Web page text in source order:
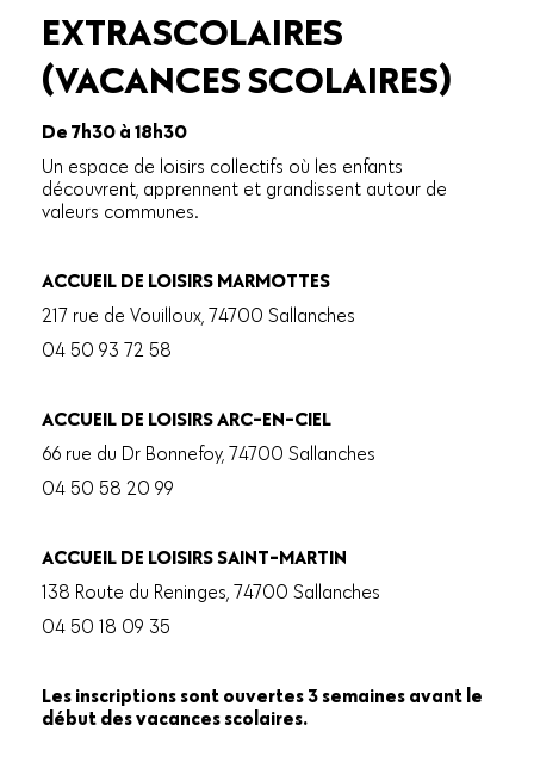
EXTRASCOLAIRES
(VACANCES SCOLAIRES)
De 7h30 à 18h30
Un espace de loisirs collectifs où les enfants
découvrent, apprennent et grandissent autour de
valeurs communes.
ACCUEIL DE LOISIRS MARMOTTES
217 rue de Vouilloux, 74700 Sallanches
04 50 93 72 58
ACCUEIL DE LOISIRS ARC-EN-CIEL
66 rue du Dr Bonnefoy, 74700 Sallanches
04 50 58 20 99
ACCUEIL DE LOISIRS SAINT-MARTIN
138 Route du Reninges, 74700 Sallanches
04 50 18 09 35
Les inscriptions sont ouvertes 3 semaines avant le
début des vacances scolaires.